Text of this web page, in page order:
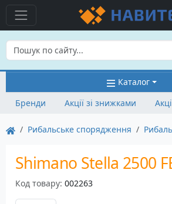
Каталог
Бренди
Акції зі знижками
Рибальське спорядження
Shimano Stella 2500
Код товару: 002263